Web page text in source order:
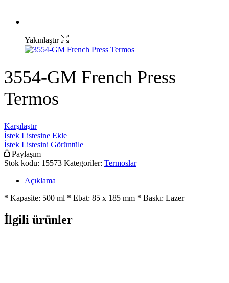
Yakınlaştır
3554-GM French Press
Termos
Karşılaştır
İstek Listesine Ekle
İstek Listesini Görüntüle
Paylaşım
Stok kodu: 15573 Kategoriler: Termoslar
Açıklama
* Kapasite: 500 ml * Ebat: 85 x 185 mm * Baskı: Lazer
İlgili ürünler